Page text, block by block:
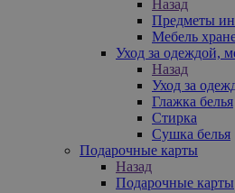
Назад
Предметы
Мебель
Уход за одеждой,
Назад
Уход за
Глажка белья
Стирка
Сушка белья
Подарочные карты
Назад
Подарочные карты